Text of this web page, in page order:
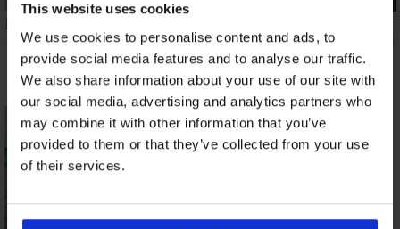
This website uses cookies
We use cookies to personalise content and ads, to
provide social media features and to analyse our traffic.
We also share information about your use of our site with
our social media, advertising and analytics partners who
may combine it with other information that you’ve
provided to them or that they’ve collected from your use
of their services.
Jednoczęściowy strój
kąpielowy Aquarelle
241,00 zł
kąpielowy Nala
44,70 zł
jednoczęściowy strój
kąpielowy Velvet
Hibiscus
222,50 zł